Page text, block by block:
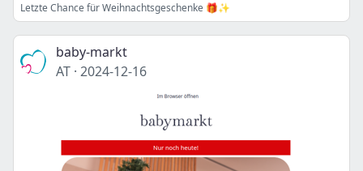
Letzte Chance für Weihnachtsgeschenke 🎁✨
baby-markt
AT · 2024-12-16